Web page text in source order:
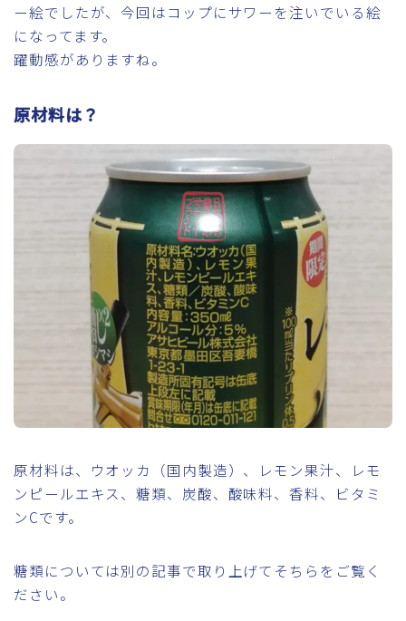
ー絵でしたが、今回はコップにサワーを注いでいる絵
になってます。
躍動感がありますね。
原材料は？
原材料は、ウオッカ（国内製造）、レモン果汁、レモ
ンピールエキス、糖類、炭酸、酸味料、香料、ビタミ
ンCです。
糖類については別の記事で取り上げてそちらをご覧く
ださい。